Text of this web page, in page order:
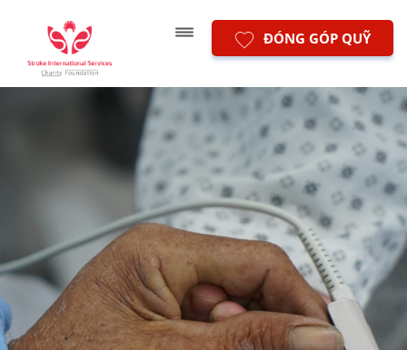
ĐÓNG GÓP QUỸ